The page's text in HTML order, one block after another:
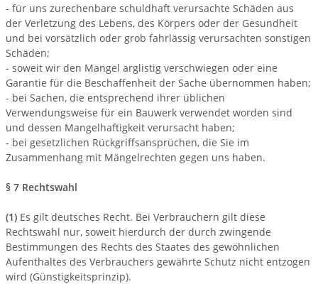
- für uns zurechenbare schuldhaft verursachte Schäden aus
der Verletzung des Lebens, des Körpers oder der Gesundheit
und bei vorsätzlich oder grob fahrlässig verursachten sonstigen
Schäden;
- soweit wir den Mangel arglistig verschwiegen oder eine
Garantie für die Beschaffenheit der Sache übernommen haben;
- bei Sachen, die entsprechend ihrer üblichen
Verwendungsweise für ein Bauwerk verwendet worden sind
und dessen Mangelhaftigkeit verursacht haben;
- bei gesetzlichen Rückgriffsansprüchen, die Sie im
Zusammenhang mit Mängelrechten gegen uns haben.
§ 7 Rechtswahl
(1) Es gilt deutsches Recht. Bei Verbrauchern gilt diese
Rechtswahl nur, soweit hierdurch der durch zwingende
Bestimmungen des Rechts des Staates des gewöhnlichen
Aufenthaltes des Verbrauchers gewährte Schutz nicht entzogen
wird (Günstigkeitsprinzip).